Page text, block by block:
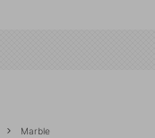
Marble